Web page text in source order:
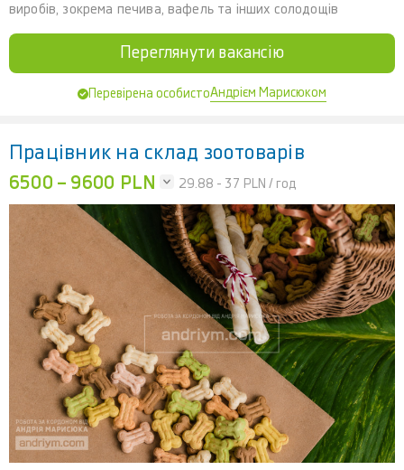
виробів, зокрема печива, вафель та інших солодощів
Переглянути вакансію
Перевірена особистоАндрієм Марисюком
Працівник на склад зоотоварів
6500 – 9600 PLN 29.88 - 37 PLN / год